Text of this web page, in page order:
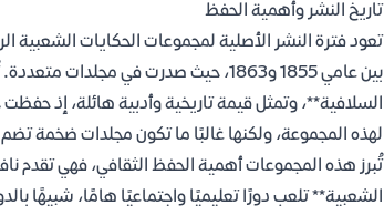
تاريخ النشر وأهمية الحفظ
تعود فترة النشر الأصلية لمجموعات الحكايات الشعبية
بين عامي 1855 و1863، حيث صدرت في
السلافية**، وتمثل قيمة تاريخية وأدبية هائلة، إذ
لهذه المجموعة، ولكنها غالبًا ما تكون مجلدات ضخمة
تُبرز هذه المجموعات أهمية الحفظ الثقافي، فهي تقدم
الشعبية** تلعب دورًا تعليميًا واجتماعيًا هامًا، شبيهًا